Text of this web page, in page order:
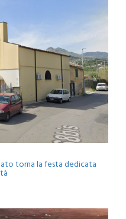
torna la festa dedicata